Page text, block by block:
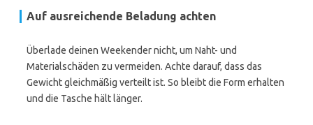
Auf ausreichende Beladung achten
Überlade deinen Weekender nicht, um Naht- und
Materialschäden zu vermeiden. Achte darauf, dass das
Gewicht gleichmäßig verteilt ist. So bleibt die Form erhalten
und die Tasche hält länger.